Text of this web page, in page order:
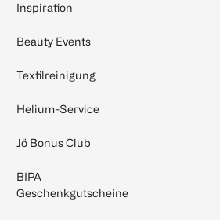
Inspiration
Beauty Events
Textilreinigung
Helium-Service
Jö Bonus Club
BIPA
Geschenkgutscheine